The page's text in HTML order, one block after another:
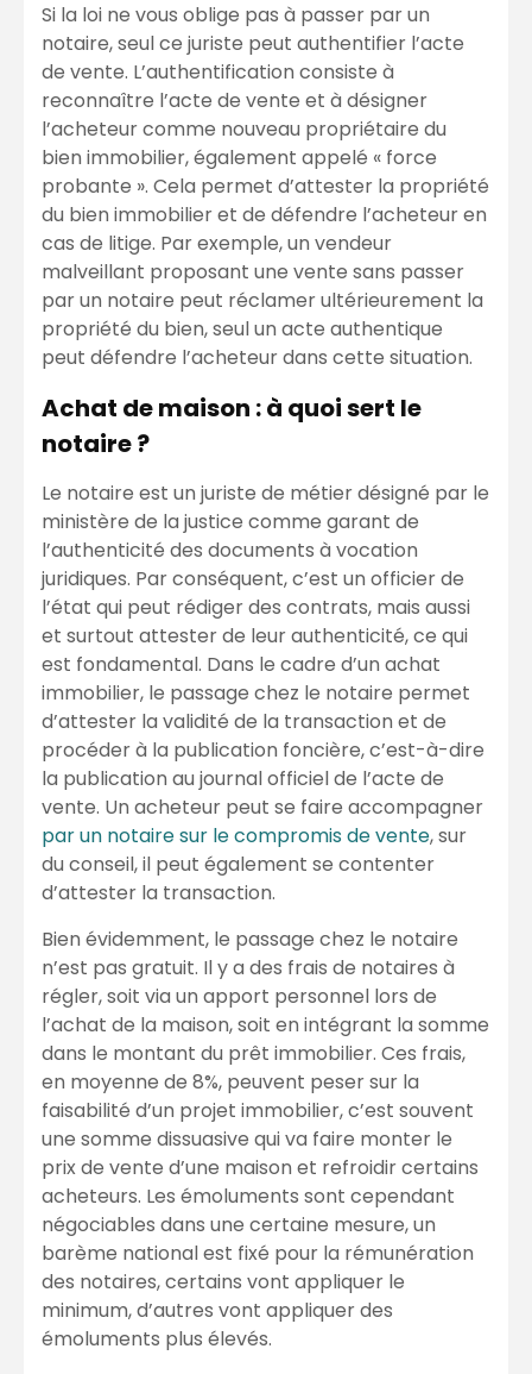
Si la loi ne vous oblige pas à passer par un
notaire, seul ce juriste peut authentifier l’acte
de vente. L’authentification consiste à
reconnaître l’acte de vente et à désigner
l’acheteur comme nouveau propriétaire du
bien immobilier, également appelé « force
probante ». Cela permet d’attester la propriété
du bien immobilier et de défendre l’acheteur en
cas de litige. Par exemple, un vendeur
malveillant proposant une vente sans passer
par un notaire peut réclamer ultérieurement la
propriété du bien, seul un acte authentique
peut défendre l’acheteur dans cette situation.
Achat de maison : à quoi sert le
notaire ?
Le notaire est un juriste de métier désigné par le
ministère de la justice comme garant de
l’authenticité des documents à vocation
juridiques. Par conséquent, c’est un officier de
l’état qui peut rédiger des contrats, mais aussi
et surtout attester de leur authenticité, ce qui
est fondamental. Dans le cadre d’un achat
immobilier, le passage chez le notaire permet
d’attester la validité de la transaction et de
procéder à la publication foncière, c’est-à-dire
la publication au journal officiel de l’acte de
vente. Un acheteur peut se faire accompagner
par un notaire sur le compromis de vente, sur
du conseil, il peut également se contenter
d’attester la transaction.
Bien évidemment, le passage chez le notaire
n’est pas gratuit. Il y a des frais de notaires à
régler, soit via un apport personnel lors de
l’achat de la maison, soit en intégrant la somme
dans le montant du prêt immobilier. Ces frais,
en moyenne de 8%, peuvent peser sur la
faisabilité d’un projet immobilier, c’est souvent
une somme dissuasive qui va faire monter le
prix de vente d’une maison et refroidir certains
acheteurs. Les émoluments sont cependant
négociables dans une certaine mesure, un
barème national est fixé pour la rémunération
des notaires, certains vont appliquer le
minimum, d’autres vont appliquer des
émoluments plus élevés.